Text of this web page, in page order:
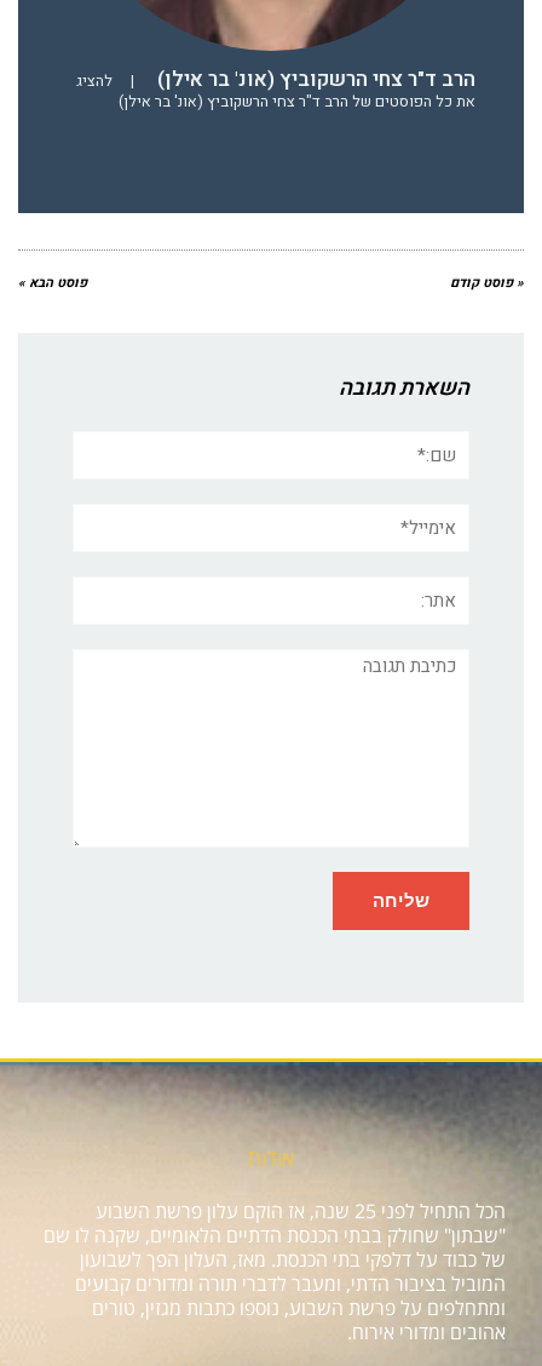
הרב ד"ר צחי הרשקוביץ (אונ' בר אילן) |
להציג
את כל הפוסטים של הרב ד"ר צחי הרשקוביץ (אונ' בר אילן)
« פוסט קודם פוסט הבא »
השארת תגובה
תגובה
אודות
הכל התחיל לפני 25 שנה, אז הוקם עלון פרשת השבוע
"שבתון" שחולק בבתי הכנסת הדתיים הלאומיים, שקנה לו שם
של כבוד על דלפקי בתי הכנסת. מאז, העלון הפך לשבועון
המוביל בציבור הדתי, ומעבר לדברי תורה ומדורים קבועים
ומתחלפים על פרשת השבוע, נוספו כתבות מגזין, טורים
אהובים ומדורי אירוח.